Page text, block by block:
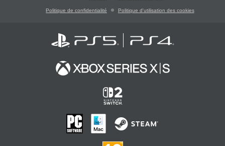
Politique de confidentialité Politique d'utilisation des cookies